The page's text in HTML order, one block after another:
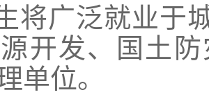
将广泛就业于
开发、国土
单位。